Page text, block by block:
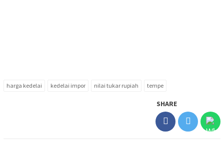
harga kedelai kedelai impor nilai tukar rupiah tempe
SHARE